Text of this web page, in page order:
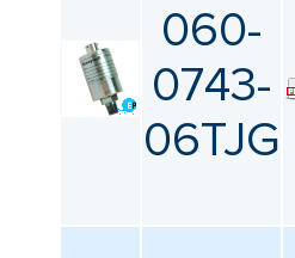
060-
0743-
06TJG